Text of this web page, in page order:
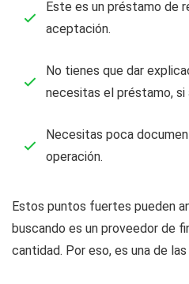
Este es un préstamo de
aceptación.
No tienes que dar
necesitas el préstamo, si
Necesitas poca
operación.
Estos puntos fuertes pueden
buscando es un proveedor de
cantidad. Por eso, es una de